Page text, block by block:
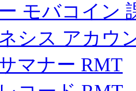
モバコイン
シス アカウ
マナー RMT